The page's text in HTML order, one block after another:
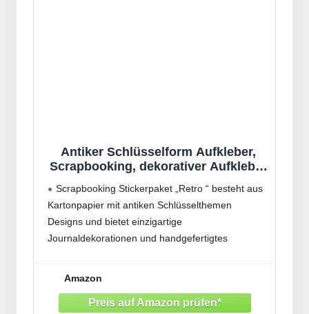
Antiker Schlüsselform Aufkleber,
Scrapbooking, dekorativer Aufkleber
Notizbuch, Tagebuch, Dekoration,
Retro Schlüssel
Scrapbooking Stickerpaket „Retro “ besteht aus
Kartonpapier mit antiken Schlüsselthemen
Designs und bietet einzigartige
Journaldekorationen und handgefertigtes
Verzierungszubehör für dekorative Planer,
Amazon